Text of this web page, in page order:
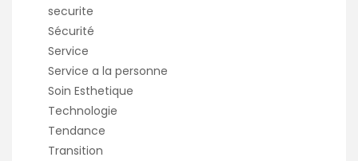
securite
Sécurité
Service
Service a la personne
Soin Esthetique
Technologie
Tendance
Transition